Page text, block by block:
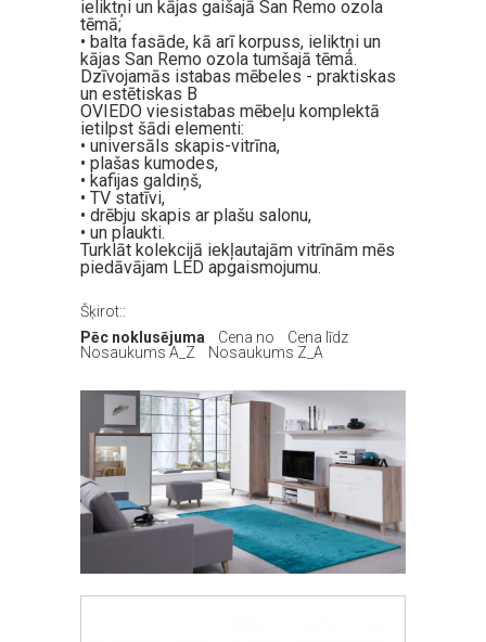
ieliktņi un kājas gaišajā San Remo ozola
tēmā;
• balta fasāde, kā arī korpuss, ieliktņi un
kājas San Remo ozola tumšajā tēmā.
Dzīvojamās istabas mēbeles - praktiskas
un estētiskas B
OVIEDO viesistabas mēbeļu komplektā
ietilpst šādi elementi:
• universāls skapis-vitrīna,
• plašas kumodes,
• kafijas galdiņš,
• TV statīvi,
• drēbju skapis ar plašu salonu,
• un plaukti.
Turklāt kolekcijā iekļautajām vitrīnām mēs
piedāvājam LED apgaismojumu.
Šķirot::
Pēc noklusējuma
Cena no
Cena līdz
Nosaukums A_Z
Nosaukums Z_A